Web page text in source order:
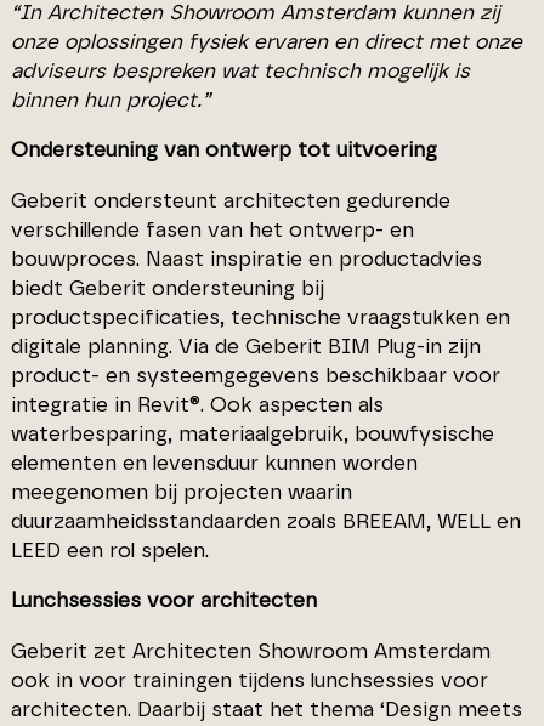
“In Architecten Showroom Amsterdam kunnen zij
onze oplossingen fysiek ervaren en direct met onze
adviseurs bespreken wat technisch mogelijk is
binnen hun project.”
Ondersteuning van ontwerp tot uitvoering
Geberit ondersteunt architecten gedurende
verschillende fasen van het ontwerp- en
bouwproces. Naast inspiratie en productadvies
biedt Geberit ondersteuning bij
productspecificaties, technische vraagstukken en
digitale planning. Via de Geberit BIM Plug-in zijn
product- en systeemgegevens beschikbaar voor
integratie in Revit®. Ook aspecten als
waterbesparing, materiaalgebruik, bouwfysische
elementen en levensduur kunnen worden
meegenomen bij projecten waarin
duurzaamheidsstandaarden zoals BREEAM, WELL en
LEED een rol spelen.
Lunchsessies voor architecten
Geberit zet Architecten Showroom Amsterdam
ook in voor trainingen tijdens lunchsessies voor
architecten. Daarbij staat het thema ‘Design meets